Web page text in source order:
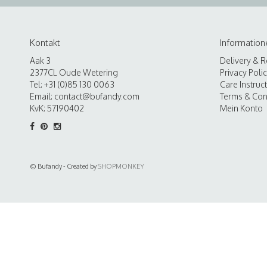
Kontakt
Aak 3
2377CL Oude Wetering
Tel: +31 (0)85 130 0063
Email: contact@bufandy.com
KvK: 57190402
Delivery &
Privacy
Care
Terms &
Mein Konto
© Bufandy - Created bySHOPMONKEY